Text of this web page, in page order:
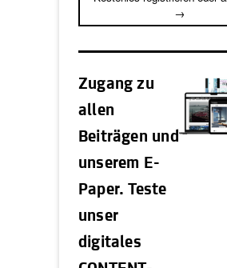
→
Zugang zu
allen
Beiträgen und
unserem E-
Paper. Teste
unser
digitales